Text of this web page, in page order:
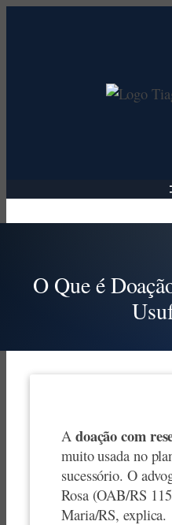
O Que é
A doação com
muito usada no
sucessório. O
Rosa (OAB/RS
Maria/RS, explica.